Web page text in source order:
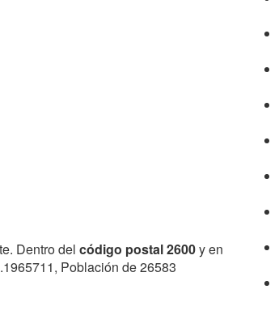
Dentro del código postal 2600y en
Población de 26583